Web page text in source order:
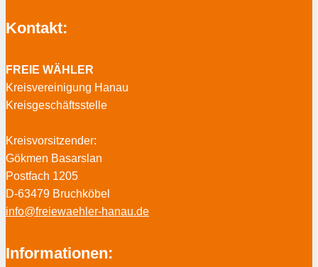
Kontakt:
FREIE WÄHLER
Kreisvereinigung Hanau
Kreisgeschäftsstelle
Kreisvorsitzender:
Gökmen Basarslan
Postfach 1205
D-63479 Bruchköbel
info@freiewaehler-hanau.de
Informationen: